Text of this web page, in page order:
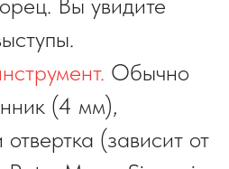
Обычно
(4 мм),
(зависит от